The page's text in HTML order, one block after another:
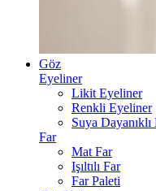
Göz
Eyeliner
Likit Eyeliner
Renkli Eyeliner
Suya
Far
Mat Far
Işıltılı Far
Far Paleti